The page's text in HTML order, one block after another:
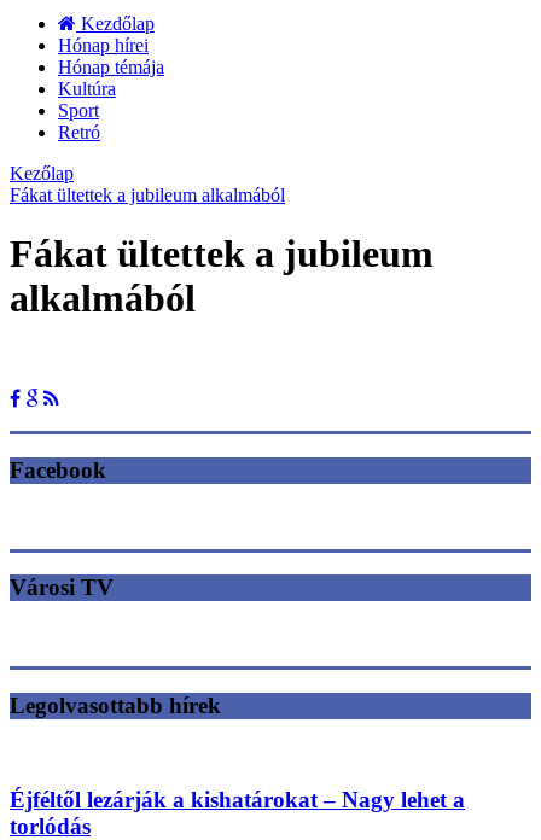
Kezdőlap
Hónap hírei
Hónap témája
Kultúra
Sport
Retró
Kezőlap
Fákat ültettek a jubileum alkalmából
Fákat ültettek a jubileum
alkalmából
Facebook
Városi TV
Legolvasottabb hírek
Éjféltől lezárják a kishatárokat – Nagy lehet a
torlódás